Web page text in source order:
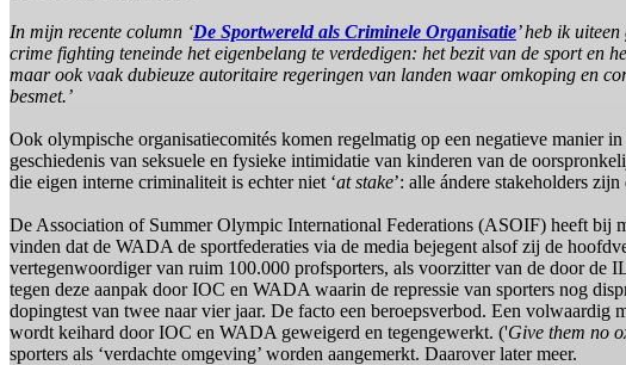
In mijn recente column ‘De Sportwereld als Criminele Organisatie’ heb ik
crime fighting teneinde het eigenbelang te verdedigen: het bezit van de sport en
maar ook vaak dubieuze autoritaire regeringen van landen waar omkoping en
besmet.’
Ook olympische organisatiecomités komen regelmatig op een negatieve manier
geschiedenis van seksuele en fysieke intimidatie van kinderen van de
die eigen interne criminaliteit is echter niet ‘at stake’: alle ándere stakeholders
De Association of Summer Olympic International Federations (ASOIF) heeft
vinden dat de WADA de sportfederaties via de media bejegent alsof zij de
vertegenwoordiger van ruim 100.000 profsporters, als voorzitter van de door
tegen deze aanpak door IOC en WADA waarin de repressie van sporters nog
dopingtest van twee naar vier jaar. De facto een beroepsverbod. Een
wordt keihard door IOC en WADA geweigerd en tegengewerkt. ('Give them no
sporters als ‘verdachte omgeving’ worden aangemerkt. Daarover later meer.